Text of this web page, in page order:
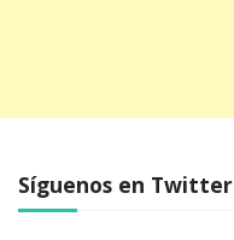
Síguenos en Twitter